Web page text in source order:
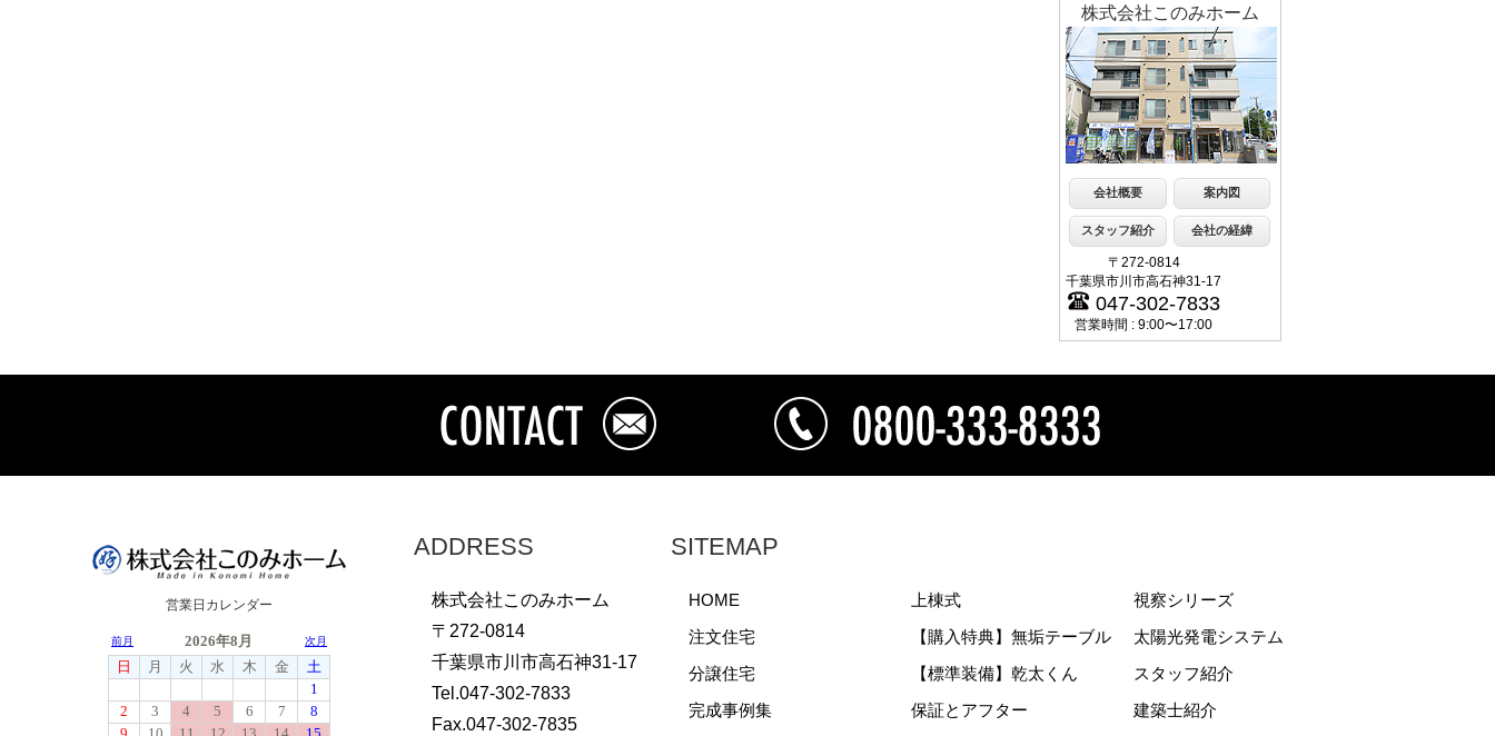
株式会社このみホーム
会社概要 案内図
スタッフ紹介 会社の経緯
〒272-0814
千葉県市川市高石神31-17
047-302-7833
営業時間 : 9:00〜17:00
営業日カレンダー
ADDRESS
株式会社このみホーム
〒272-0814
千葉県市川市高石神31-17
Tel.047-302-7833
Fax.047-302-7835
SITEMAP
HOME
注文住宅
分譲住宅
完成事例集
上棟式
【購入特典】無垢テーブル
【標準装備】乾太くん
保証とアフター
視察シリーズ
太陽光発電システム
スタッフ紹介
建築士紹介